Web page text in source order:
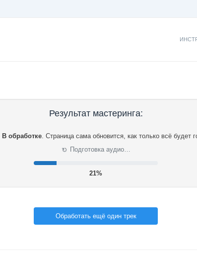
Результат мастеринга:
В обработке. Страница сама обновится, как только всё будет
⟳ Подготовка аудио…
21%
Обработать ещё один трек